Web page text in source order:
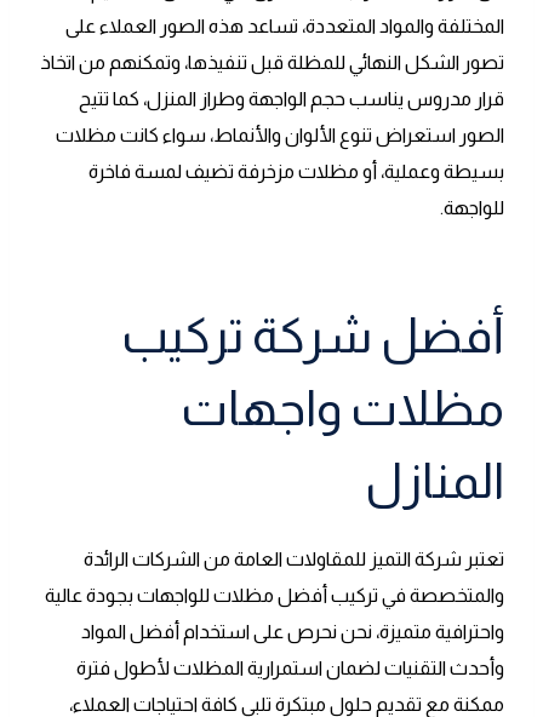
المختلفة والمواد المتعددة، تساعد هذه الصور العملاء على
تصور الشكل النهائي للمظلة قبل تنفيذها، وتمكنهم من اتخاذ
قرار مدروس يناسب حجم الواجهة وطراز المنزل، كما تتيح
الصور استعراض تنوع الألوان والأنماط، سواء كانت مظلات
بسيطة وعملية، أو مظلات مزخرفة تضيف لمسة فاخرة
للواجهة.
أفضل شركة تركيب
مظلات واجهات
المنازل
تعتبر شركة التميز للمقاولات العامة من الشركات الرائدة
والمتخصصة في تركيب أفضل مظلات للواجهات بجودة عالية
واحترافية متميزة، نحن نحرص على استخدام أفضل المواد
وأحدث التقنيات لضمان استمرارية المظلات لأطول فترة
ممكنة مع تقديم حلول مبتكرة تلبي كافة احتياجات العملاء،